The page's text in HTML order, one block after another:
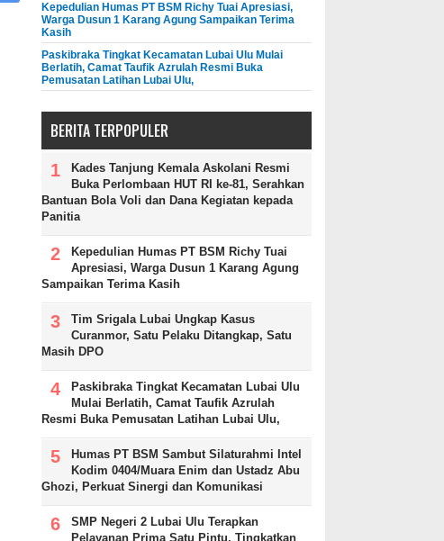
Kepedulian Humas PT BSM Richy Tuai Apresiasi,
Warga Dusun 1 Karang Agung Sampaikan Terima
Kasih
Paskibraka Tingkat Kecamatan Lubai Ulu Mulai
Berlatih, Camat Taufik Azrulah Resmi Buka
Pemusatan Latihan Lubai Ulu,
BERITA TERPOPULER
Kades Tanjung Kemala Askolani Resmi
Buka Perlombaan HUT RI ke-81, Serahkan
Bantuan Bola Voli dan Dana Kegiatan kepada
Panitia
Kepedulian Humas PT BSM Richy Tuai
Apresiasi, Warga Dusun 1 Karang Agung
Sampaikan Terima Kasih
Tim Srigala Lubai Ungkap Kasus
Curanmor, Satu Pelaku Ditangkap, Satu
Masih DPO
Paskibraka Tingkat Kecamatan Lubai Ulu
Mulai Berlatih, Camat Taufik Azrulah
Resmi Buka Pemusatan Latihan Lubai Ulu,
Humas PT BSM Sambut Silaturahmi Intel
Kodim 0404/Muara Enim dan Ustadz Abu
Ghozi, Perkuat Sinergi dan Komunikasi
SMP Negeri 2 Lubai Ulu Terapkan
Pelayanan Prima Satu Pintu, Tingkatkan